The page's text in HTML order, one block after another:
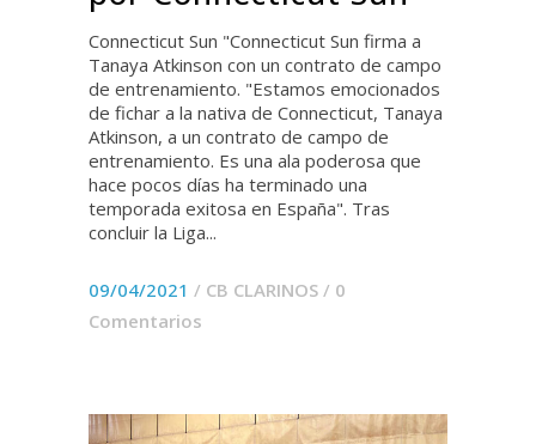
Connecticut Sun "Connecticut Sun firma a
Tanaya Atkinson con un contrato de campo
de entrenamiento. "Estamos emocionados
de fichar a la nativa de Connecticut, Tanaya
Atkinson, a un contrato de campo de
entrenamiento. Es una ala poderosa que
hace pocos días ha terminado una
temporada exitosa en España". Tras
concluir la Liga...
09/04/2021 / CB CLARINOS / 0
Comentarios